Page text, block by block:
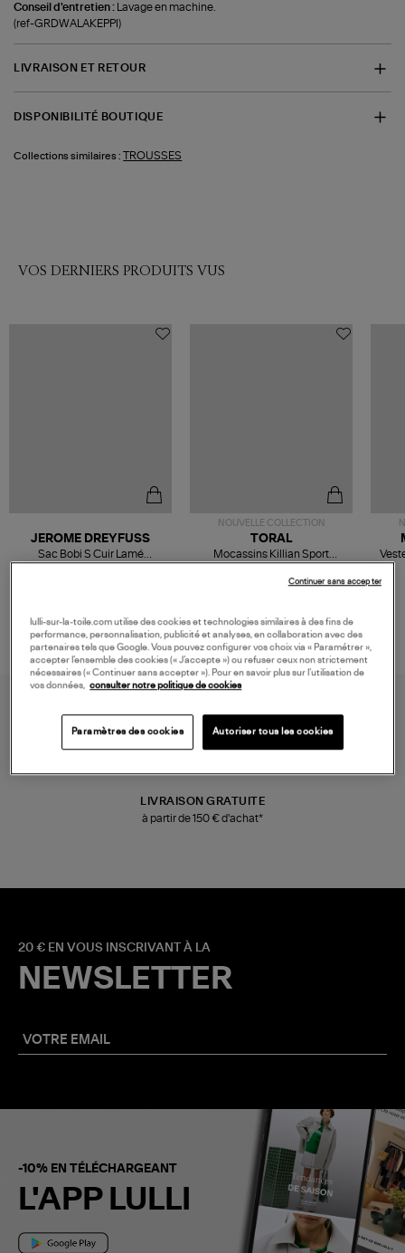
Conseil d'entretien :
Lavage en machine.
(ref-GRDWALAKEPPI)
LIVRAISON ET RETOUR
DISPONIBILITÉ BOUTIQUE
Collections similaires : TROUSSES
VOS DERNIERS PRODUITS VUS
JEROME DREYFUSS
Sac Bobi S Cuir Lamé
Champagne
NOUVELLE COLLECTION
TORAL
Mocassins Killian Sport
Mousse
LIVRAISON GRATUITE
à partir de 150 € d'achat*
20 € EN VOUS INSCRIVANT À LA
NEWSLETTER
-10% EN TÉLÉCHARGEANT
L'APP LULLI
lulli-sur-la-toile.com utilise des cookies et technologies similaires à des fins de
performance, personnalisation, publicité et analyses, en collaboration avec des
partenaires tels que Google. Vous pouvez configurer vos choix via « Paramétrer »,
accepter l’ensemble des cookies (« J’accepte ») ou refuser ceux non strictement
nécessaires (« Continuer sans accepter »). Pour en savoir plus sur l’utilisation de
vos données,
consulter notre politique de cookies
Paramètres des cookies Autoriser tous les cookies
Continuer sans accepter